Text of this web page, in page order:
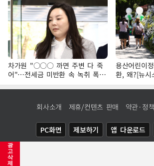
광
고
삭
제
차가원 "○○○ 까면 주변 다 죽
어"…전세금 미반환 속 녹취 폭로
파장
용산어린이
환, 왜?[뉴시
회사소개 제휴/컨텐츠 판매 약관·정책
PC화면 제보하기 앱 다운로드